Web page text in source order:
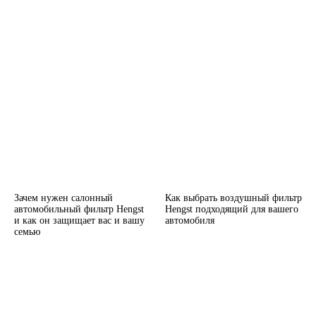
Зачем нужен салонный
автомобильный фильтр Hengst
и как он защищает вас и вашу
семью
Как выбрать воздушный фильтр
Hengst подходящий для вашего
автомобиля